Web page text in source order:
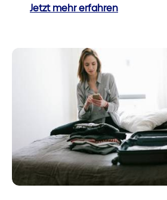
Jetzt mehr erfahren